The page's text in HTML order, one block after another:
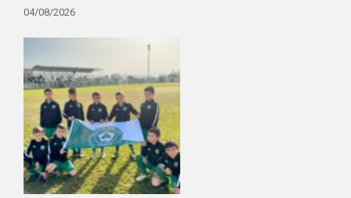
04/08/2026